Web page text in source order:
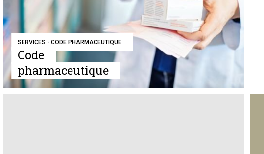
SERVICES - CODE PHARMACEUTIQUE
Code
pharmaceutique